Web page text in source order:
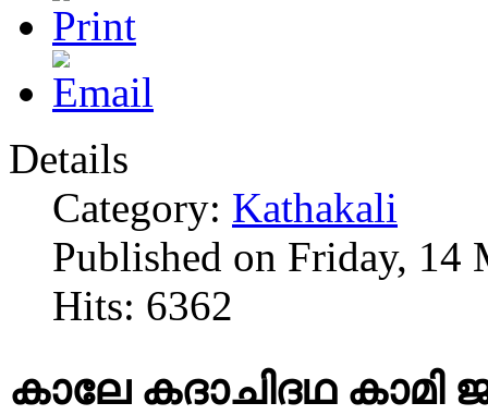
Details
Category: Kathakali
Published on Friday, 14
Hits: 6362
കാലേ കദാചിദഥ